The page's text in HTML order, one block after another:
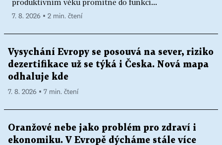
produktivním věku promítne do funkcí...
7. 8. 2026 ▪ 2 min. čtení
Vysychání Evropy se posouvá na sever, riziko
dezertifikace už se týká i Česka. Nová mapa
odhaluje kde
7. 8. 2026 ▪ 7 min. čtení
Oranžové nebe jako problém pro zdraví i
ekonomiku. V Evropě dýcháme stále více